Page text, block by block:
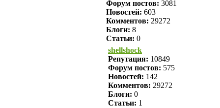
Форум постов: 3081
Новостей: 603
Комментов: 29272
Блоги: 8
Статьи: 0
shellshock
Репутация: 10849
Форум постов: 575
Новостей: 142
Комментов: 29272
Блоги: 0
Статьи: 1